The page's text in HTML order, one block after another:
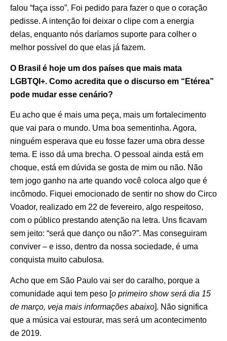
falou “faça isso”. Foi pedido para fazer o que o coração
pedisse. A intenção foi deixar o clipe com a energia
delas, enquanto nós daríamos suporte para colher o
melhor possível do que elas já fazem.
O Brasil é hoje um dos países que mais mata
LGBTQI+. Como acredita que o discurso em “Etérea”
pode mudar esse cenário?
Eu acho que é mais uma peça, mais um fortalecimento
que vai para o mundo. Uma boa sementinha. Agora,
ninguém esperava que eu fosse fazer uma obra desse
tema. E isso dá uma brecha. O pessoal ainda está em
choque, está em dúvida se gosta de mim ou não. Não
tem jogo ganho na arte quando você coloca algo que é
incômodo. Fiquei emocionado de sentir no show do Circo
Voador, realizado em 22 de fevereiro, algo respeitoso,
com o público prestando atenção na letra. Uns ficavam
sem jeito: “será que danço ou não?”. Mas conseguiram
conviver – e isso, dentro da nossa sociedade, é uma
conquista muito cabulosa.
Acho que em São Paulo vai ser do caralho, porque a
comunidade aqui tem peso [o primeiro show será dia 15
de março, veja mais informações abaixo]. Não significa
que a música vai estourar, mas será um acontecimento
de 2019.